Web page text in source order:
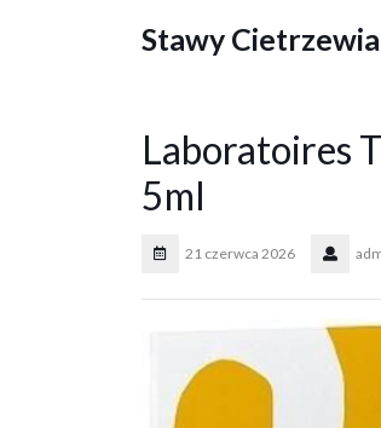
Stawy Cietrzewia
Laboratoires
5ml
21 czerwca 2026